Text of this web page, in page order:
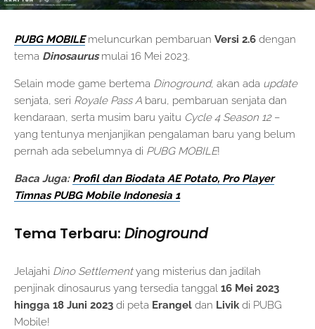
PUBG MOBILEmeluncurkan pembaruan Versi 2.6 dengan
tema Dinosaurus mulai 16 Mei 2023.
Selain mode game bertema Dinoground, akan ada update
senjata, seri Royale Pass A baru, pembaruan senjata dan
kendaraan, serta musim baru yaitu Cycle 4 Season 12 –
yang tentunya menjanjikan pengalaman baru yang belum
pernah ada sebelumnya di PUBG MOBILE!
Baca Juga: Profil dan Biodata AE Potato, Pro Player
Timnas PUBG Mobile Indonesia 1
Tema Terbaru: Dinoground
Jelajahi Dino Settlementyang misterius dan jadilah
penjinak dinosaurus yang tersedia tanggal 16 Mei 2023
hingga 18 Juni 2023 di peta Erangel dan Livikdi PUBG
Mobile!